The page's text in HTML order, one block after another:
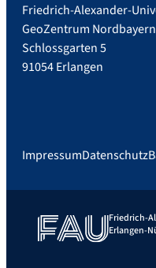
Friedrich-Alexander-
GeoZentrum Nordbayern
Schlossgarten 5
91054 Erlangen
ImpressumDatenschutz
Friedrich-
Erlangen-